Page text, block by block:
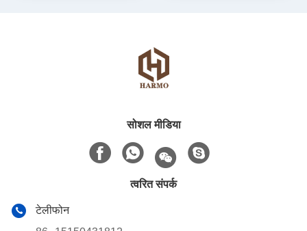
सोशल मीडिया
त्वरित संपर्क
टेलीफोन